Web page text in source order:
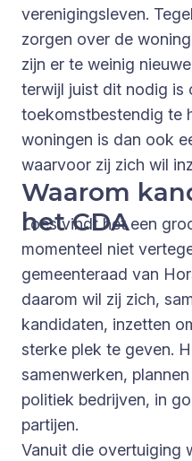
verenigingsleven.
zorgen over de
zijn er te weinig
terwijl juist dit nodig is
toekomstbestendig te
woningen is dan ook
waarvoor zij zich wil
Waarom
het CDA
Loes vindt het een
momenteel niet
gemeenteraad van
daarom wil zij zich,
kandidaten, inzetten
sterke plek te geven.
samenwerken,
politiek bedrijven, in
partijen.
Vanuit die overtuiging